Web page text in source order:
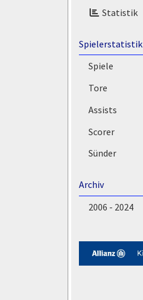
Statistik
Spielerstatistik
Spiele
Tore
Assists
Scorer
Sünder
Archiv
2006 - 2024